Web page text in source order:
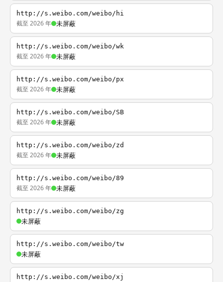
http://s.weibo.com/weibo/hi
截至 2026 年 未屏蔽
http://s.weibo.com/weibo/wk
截至 2026 年 未屏蔽
http://s.weibo.com/weibo/px
截至 2026 年 未屏蔽
http://s.weibo.com/weibo/SB
截至 2026 年 未屏蔽
http://s.weibo.com/weibo/zd
截至 2026 年 未屏蔽
http://s.weibo.com/weibo/89
截至 2026 年 未屏蔽
http://s.weibo.com/weibo/zg
未屏蔽
http://s.weibo.com/weibo/tw
未屏蔽
http://s.weibo.com/weibo/xj